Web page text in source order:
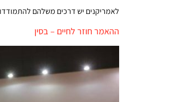
לאמריקנים יש דרכים משלהם
ההאמר חוזר לחיים – בסין